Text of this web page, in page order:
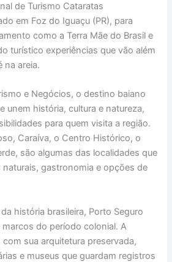
de Turismo Cataratas
em Foz do Iguaçu (PR), para
como a Terra Mãe do Brasil e
turístico experiências que vão além
na areia.
e Negócios, o destino baiano
unem história, cultura e natureza,
para quem visita a região.
Caraíva, o Centro Histórico, o
são algumas das localidades que
gastronomia e opções de
história brasileira, Porto Seguro
do período colonial. A
com sua arquitetura preservada,
e museus que guardam registros